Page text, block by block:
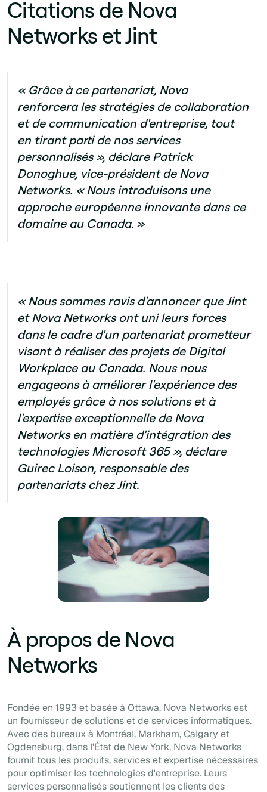
Citations de Nova
Networks et Jint
« Grâce à ce partenariat, Nova
renforcera les stratégies de collaboration
et de communication d'entreprise, tout
en tirant parti de nos services
personnalisés », déclare Patrick
Donoghue, vice-président de Nova
Networks. « Nous introduisons une
approche européenne innovante dans ce
domaine au Canada. »
« Nous sommes ravis d'annoncer que Jint
et Nova Networks ont uni leurs forces
dans le cadre d'un partenariat prometteur
visant à réaliser des projets de Digital
Workplace au Canada. Nous nous
engageons à améliorer l'expérience des
employés grâce à nos solutions et à
l'expertise exceptionnelle de Nova
Networks en matière d'intégration des
technologies Microsoft 365 », déclare
Guirec Loison, responsable des
partenariats chez Jint.
À propos de Nova
Networks
Fondée en 1993 et basée à Ottawa, Nova Networks est
un fournisseur de solutions et de services informatiques.
Avec des bureaux à Montréal, Markham, Calgary et
Ogdensburg, dans l'État de New York, Nova Networks
fournit tous les produits, services et expertise nécessaires
pour optimiser les technologies d'entreprise. Leurs
services personnalisés soutiennent les clients des